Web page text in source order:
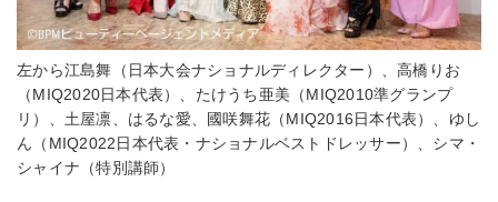
左から江島舞（日本大会ナショナルディレクター）、高橋りお
（MIQ2020日本代表）、たけうち亜美（MIQ2010準グランプ
リ）、土屋凛、はるな愛、國咲舞花（MIQ2016日本代表）、ゆし
ん（MIQ2022日本代表・ナショナルベストドレッサー）、シマ・
シャイナ（特別講師）